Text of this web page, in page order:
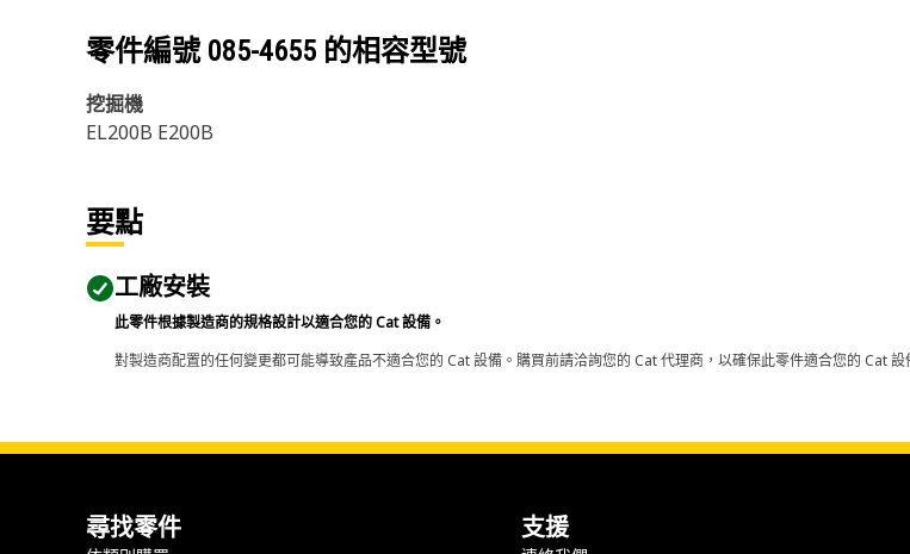
零件編號 085-4655 的相容型號
挖掘機
EL200B E200B
要點
工廠安裝
此零件根據製造商的規格設計以適合您的 Cat 設備。
對製造商配置的任何變更都可能導致產品不適合您的 Cat 設備。購買前請洽詢您的 Cat 代理商，以確保此零件適合您的 Cat
尋找零件 支援